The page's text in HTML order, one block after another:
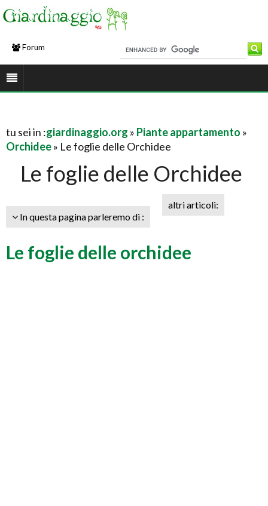
Forum
tu sei in :giardinaggio.org » Piante appartamento »
Orchidee» Le foglie delle Orchidee
Le foglie delle Orchidee
In questa pagina parleremo di :
altri articoli:
Le foglie delle orchidee